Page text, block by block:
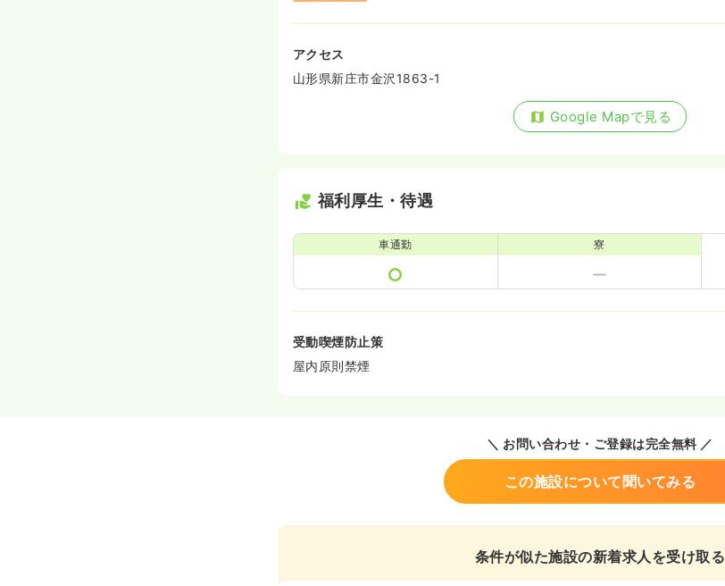
アクセス
山形県新庄市金沢1863-1
Google Mapで見る
福利厚生・待遇
車通勤 寮
受動喫煙防止策
屋内原則禁煙
＼ お問い合わせ・ご登録は完全無料 ／
この施設について聞いてみる
条件が似た施設の新着求人を受け取る